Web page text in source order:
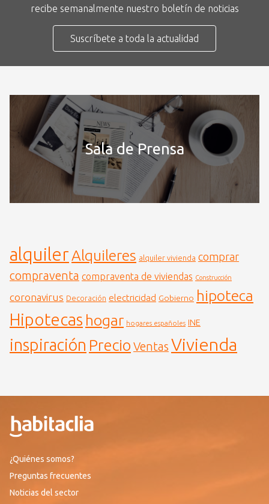
recibe semanalmente nuestro boletín de noticias
Suscríbete a toda la actualidad
Sala de Prensa
alquilerAlquileres alquiler vivienda comprar
compraventa compraventa de viviendas Construcción
coronavirus Decoración electricidad Gobierno hipoteca
Hipotecas hogar hogares españoles INE
inspiración Precio Ventas Vivienda
¿Quiénes somos?
Preguntas frecuentes
Noticias del sector